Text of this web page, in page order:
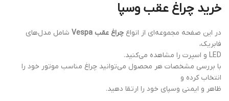
خرید چراغ عقب وسپا
در این صفحه مجموعه‌ای از انواع چراغ عقب Vespa
شامل مدل‌های
فابریک،
LED و اسپرت را مشاهده می‌کنید.
با بررسی مشخصات هر محصول می‌توانید چراغ مناسب موتور خود را
انتخاب کرده و
ظاهر و ایمنی وسپای خود را ارتقا دهید.